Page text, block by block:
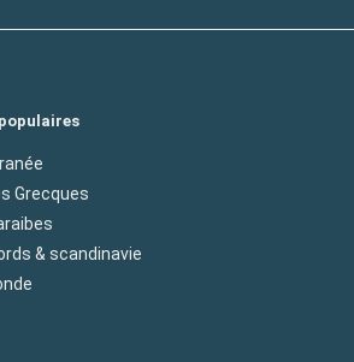
Grecques
& scandinavie